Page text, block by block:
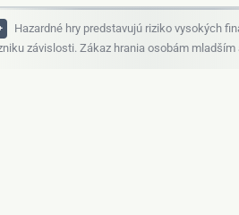
Hazardné hry predstavujú riziko vysokých
závislosti. Zákaz hrania osobám mladším